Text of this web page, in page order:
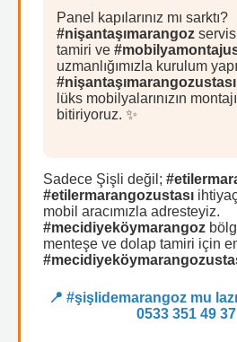
Panel kapılarınız mı sarktı?
#nişantaşımarangoz
tamiri ve
uzmanlığımızla kurulum
#nişantaşımarangozustası
lüks mobilyalarınızın
bitiriyoruz. ✨
Sadece Şişli değil;
#etilermarangozustası
mobil aracımızla adresteyiz.
#mecidiyeköymarangoz
menteşe ve dolap tamiri için
📍#şişlidemarangoz mu
0533 351 49 37